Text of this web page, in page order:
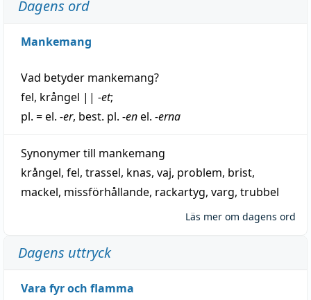
Dagens ord
Mankemang
Vad betyder mankemang?
fel, krångel || -et;
pl. = el. -er, best. pl. -enel. -erna
Synonymer till mankemang
krångel, fel, trassel, knas, vaj, problem, brist,
mackel, missförhållande, rackartyg, varg, trubbel
Läs mer om dagens ord
Dagens uttryck
Vara fyr och flamma